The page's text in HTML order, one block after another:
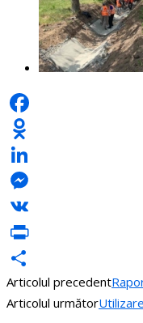
Facebook
Odnoklassniki
LinkedIn
Messenger
VK
PrintFriendly
Partajează
Articolul precedent
Articolul următor